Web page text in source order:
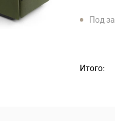
Под
Итого: